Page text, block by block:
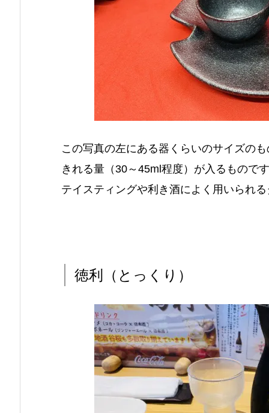
この写真の左にある器くらいのサイズの
きれる量（30～45ml程度）が入るもので
テイスティングや利き酒によく用いられ
徳利（とっくり）